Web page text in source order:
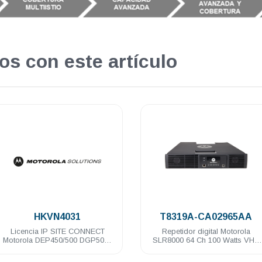
con este artículo
T8319A-CA02965AA
Repetidor digital Motorola
SLR8000 64 Ch 100 Watts VHF
HKVN4040
Licencia RDAC Monitoreo
multiples Motorola DGR6175